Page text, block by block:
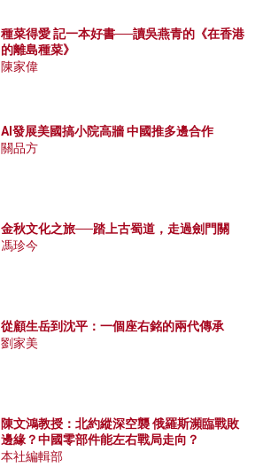
種菜得愛 記一本好書──讀吳燕青的《在香港
的離島種菜》
陳家偉
AI發展美國搞小院高牆 中國推多邊合作
關品方
金秋文化之旅──踏上古蜀道，走過劍門關
馮珍今
從顧生岳到沈平：一個座右銘的兩代傳承
劉家美
陳文鴻教授：北約縱深空襲 俄羅斯瀕臨戰敗
邊緣？中國零部件能左右戰局走向？
本社編輯部